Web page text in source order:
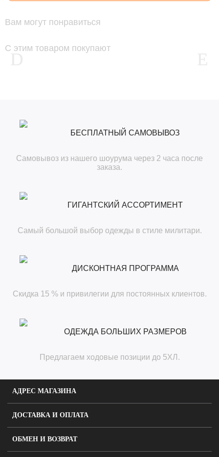
Вам могут понравиться
С этим товаром покупают
БЕСПЛАТНЫЙ САМОВЫВОЗ
Самовывоз из нашего шоурума через 2 часа после
заказа.
ГИГАНТСКИЙ АССОРТИМЕНТ
Самый большой выбор одежды в стиле милитари.
ДИСКОНТНАЯ ПРОГРАММА
Скидка 15 % и привилегии для постоянных клиентов.
ОДЕЖДА БОЛЬШИХ РАЗМЕРОВ
Предлагаем ходовые позиции до 5ХЛ.
АДРЕС МАГАЗИНА
ДОСТАВКА И ОПЛАТА
ОБМЕН И ВОЗВРАТ